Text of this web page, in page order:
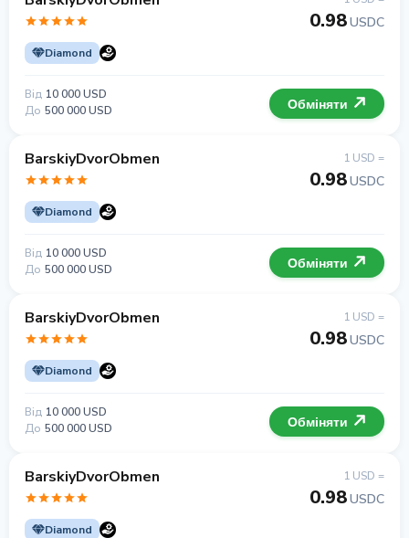
Diamond
0.98USDC
Від 10 000 USD
До 500 000 USD Обміняти
BarskiyDvorObmen
Diamond
1 USD =
0.98USDC
Від 10 000 USD
До 500 000 USD Обміняти
BarskiyDvorObmen
Diamond
1 USD =
0.98USDC
Від 10 000 USD
До 500 000 USD Обміняти
BarskiyDvorObmen
Diamond
1 USD =
0.98USDC